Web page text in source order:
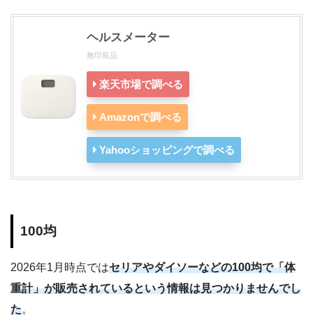
ヘルスメーター
無印良品
楽天市場で調べる
Amazonで調べる
Yahooショッピングで調べる
100均
2026年1月時点ではセリアやダイソーなどの100均で「体
重計」が販売されているという情報は見つかりませんでし
た。